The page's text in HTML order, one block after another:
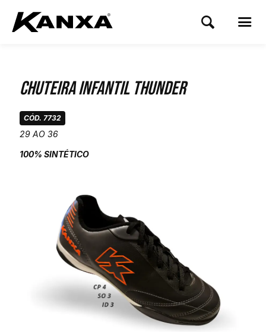
Chuteira Infantil Thunder
CÓD. 7732
29 AO 36
100% SINTÉTICO